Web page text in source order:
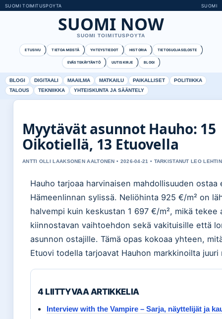
SUOMI TOIMITUSPOYTA SUOMI
SUOMI NOW
SUOMI TOIMITUSPOYTA
ETUSIVU TIETOA MEISTÄ YHTEYSTIEDOT HISTORIA TIETOSUOJASELOSTE
EVÄSTEKÄYTÄNTÖ UUTISKIRJE BLOGI
BLOGI DIGITAALI MAAILMA MATKAILU PAIKALLISET
POLITIIKKA
TALOUS
TEKNIIKKA YHTEISKUNTA JA SÄÄNTELY
Myytävät asunnot Hauho: 15
Oikotiellä, 13 Etuovella
ANTTI OLLI LAAKSONEN AALTONEN • 2026-04-21 • TARKISTANUT LEO
Hauho tarjoaa harvinaisen mahdollisuuden ostaa
Hämeenlinnan sylissä. Neliöhinta 925 €/m² on
halvempi kuin keskustan 1 697 €/m², mikä tekee
kiinnostavan vaihtoehdon sekä vakituisille että
asunnon ostajille. Tämä opas kokoaa yhteen,
Etuovi todella tarjoavat Hauhon markkinoilta juuri
4 LIITTYVAA ARTIKKELIA
Interview with the Vampire – Sarja, näyttelijät ja